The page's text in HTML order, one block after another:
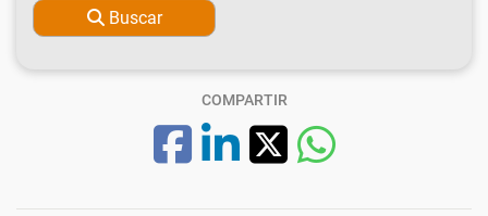
Buscar
COMPARTIR